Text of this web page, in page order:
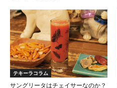
テキーラコラム
サングリータはチェイサーなのか？